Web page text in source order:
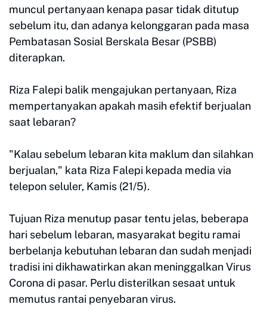
muncul pertanyaan kenapa pasar tidak ditutup
sebelum itu, dan adanya kelonggaran pada masa
Pembatasan Sosial Berskala Besar (PSBB)
diterapkan.
Riza Falepi balik mengajukan pertanyaan, Riza
mempertanyakan apakah masih efektif berjualan
saat lebaran?
"Kalau sebelum lebaran kita maklum dan silahkan
berjualan," kata Riza Falepi kepada media via
telepon seluler, Kamis (21/5).
Tujuan Riza menutup pasar tentu jelas, beberapa
hari sebelum lebaran, masyarakat begitu ramai
berbelanja kebutuhan lebaran dan sudah menjadi
tradisi ini dikhawatirkan akan meninggalkan Virus
Corona di pasar. Perlu disterilkan sesaat untuk
memutus rantai penyebaran virus.